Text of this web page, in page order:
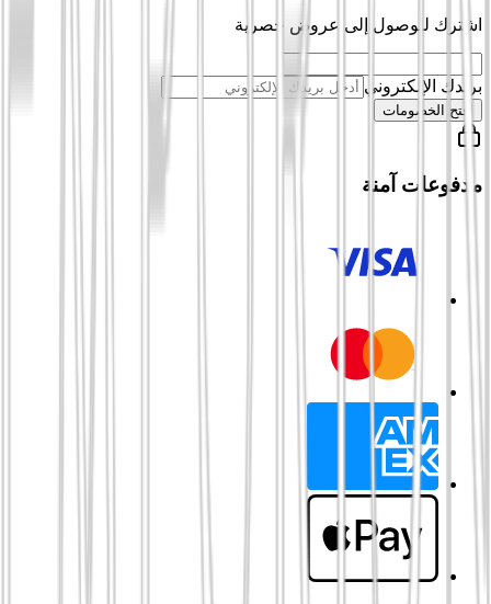
اشترك للوصول إلى عروض حصرية
بريدك الإلكتروني
افتح الخصومات
مدفوعات آمنة